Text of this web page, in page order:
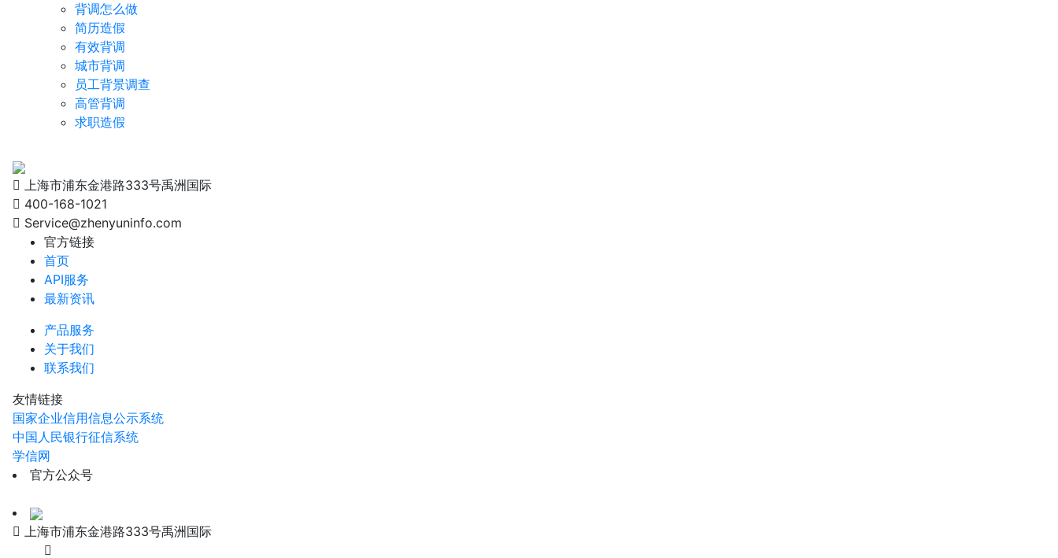
背调怎么做
简历造假
有效背调
城市背调
员工背景调查
高管背调
求职造假
上海市浦东金港路333号禹洲国际
400-168-1021
Service@zhenyuninfo.com
官方链接
首页
API服务
最新资讯
产品服务
关于我们
联系我们
友情链接
国家企业信用信息公示系统
中国人民银行征信系统
学信网
官方公众号
上海市浦东金港路333号禹洲国际